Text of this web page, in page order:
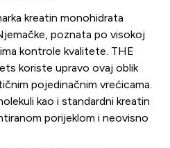
kreatin monohidrata
poznata po visokoj
kontrole kvalitete. THE
koriste upravo ovaj oblik
pojedinačnim vrećicama.
kao i standardni kreatin
porijeklom i neovisno